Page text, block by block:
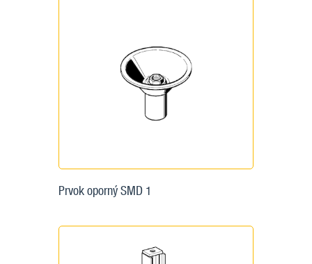
Prvok oporný SMD 1